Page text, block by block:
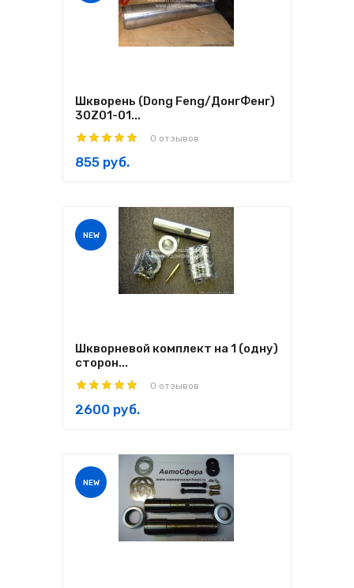
Шкворень (Dong Feng/ДонгФенг)
30Z01-01...
0 отзывов
855 руб.
NEW
Шкворневой комплект на 1 (одну)
сторон...
0 отзывов
2600 руб.
NEW